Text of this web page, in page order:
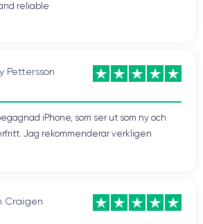
reliable
Pettersson
iPhone, som ser ut som ny och
Jag rekommenderar verkligen
Craigen